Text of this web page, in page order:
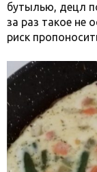
бутылью, децл
за раз такое не
риск